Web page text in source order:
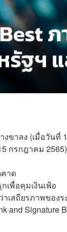
าลง (เมื่อวันที่
กรกฎาคม
าด
เพื่อคุมเงินเฟ้อ
เสถียรภาพของ
and Signature